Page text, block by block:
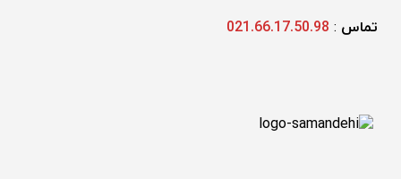
تماس :
021.66.17.50.98